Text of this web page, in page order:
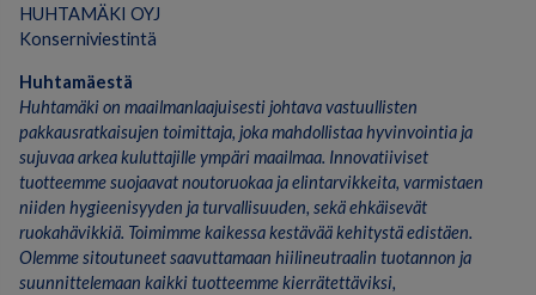
HUHTAMÄKI OYJ
Konserniviestintä
Huhtamäestä
Huhtamäki on maailmanlaajuisesti johtava vastuullisten
pakkausratkaisujen toimittaja, joka mahdollistaa hyvinvointia ja
sujuvaa arkea kuluttajille ympäri maailmaa. Innovatiiviset
tuotteemme suojaavat noutoruokaa ja elintarvikkeita, varmistaen
niiden hygieenisyyden ja turvallisuuden, sekä ehkäisevät
ruokahävikkiä. Toimimme kaikessa kestävää kehitystä edistäen.
Olemme sitoutuneet saavuttamaan hiilineutraalin tuotannon ja
suunnittelemaan kaikki tuotteemme kierrätettäviksi,